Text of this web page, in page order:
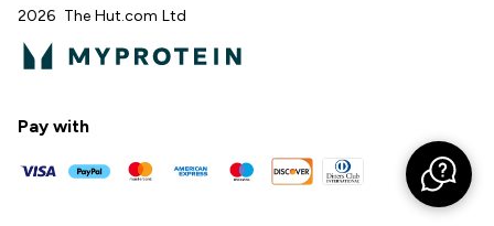
2026 The Hut.com Ltd
Pay with